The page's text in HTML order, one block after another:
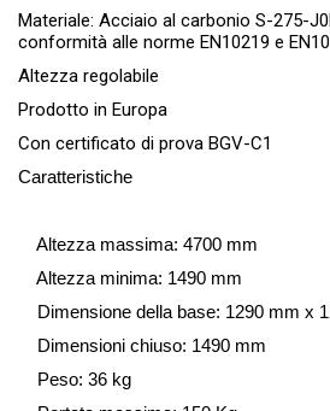
Materiale: Acciaio al carbonio S-275-
conformità alle norme EN10219 e
Altezza regolabile
Prodotto in Europa
Con certificato di prova BGV-C1
Caratteristiche
Altezza massima: 4700 mm
Altezza minima: 1490 mm
Dimensione della base: 1290 mm x
Dimensioni chiuso: 1490 mm
Peso: 36 kg